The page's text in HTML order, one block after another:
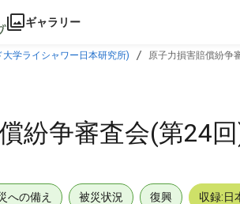
ギャラリー
大学ライシャワー日本研究所) 原子力損害賠償紛争
紛争審査会(第24
への備え 被災状況 復興 収録:日